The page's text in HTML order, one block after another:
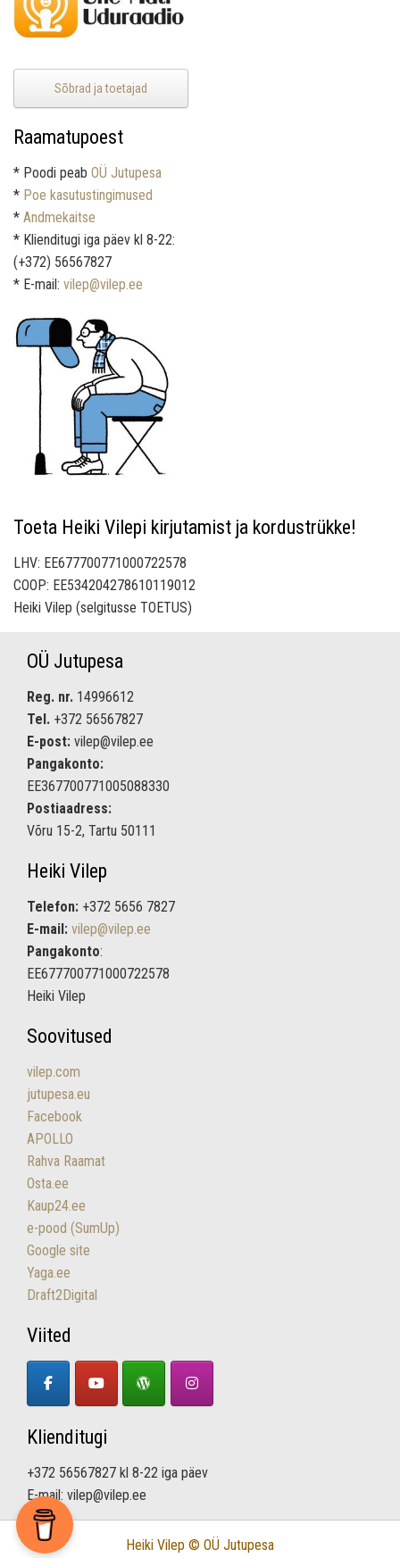
Sõbrad ja toetajad
Raamatupoest
* Poodi peab OÜ Jutupesa
* Poe kasutustingimused
* Andmekaitse
* Klienditugi iga päev kl 8-22:
(+372) 56567827
* E-mail: vilep@vilep.ee
Toeta Heiki Vilepi kirjutamist ja kordustrükke!
LHV: EE677700771000722578
COOP: EE534204278610119012
Heiki Vilep (selgitusse TOETUS)
OÜ Jutupesa
Reg. nr. 14996612
Tel. +372 56567827
E-post: vilep@vilep.ee
Pangakonto:
EE367700771005088330
Postiaadress:
Võru 15-2, Tartu 50111
Heiki Vilep
Telefon: +372 5656 7827
E-mail: vilep@vilep.ee
Pangakonto:
EE677700771000722578
Heiki Vilep
Soovitused
vilep.com
jutupesa.eu
Facebook
APOLLO
Rahva Raamat
Osta.ee
Kaup24.ee
e-pood (SumUp)
Google site
Yaga.ee
Draft2Digital
Viited
Klienditugi
+372 56567827 kl 8-22 iga päev
E-mail: vilep@vilep.ee
Heiki Vilep © OÜ Jutupesa